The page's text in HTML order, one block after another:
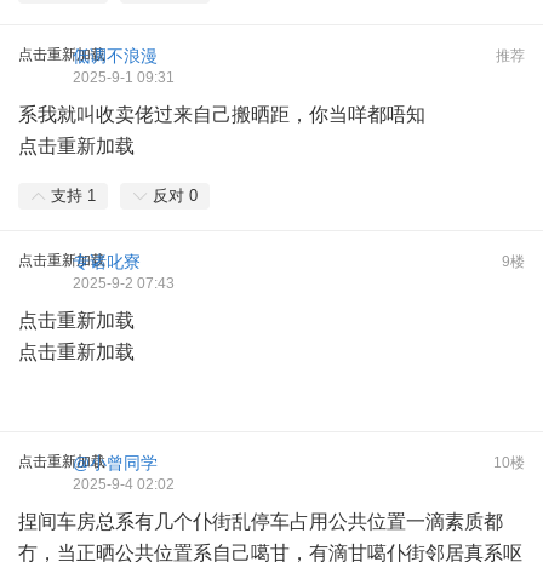
点击重新加载 推荐
低调不浪漫
2025-9-1 09:31
系我就叫收卖佬过来自己搬晒距，你当咩都唔知
点击重新加载
支持 1 反对 0
点击重新加载 9楼
专诸叱寮
2025-9-2 07:43
点击重新加载
点击重新加载
点击重新加载 10楼
@小曾同学
2025-9-4 02:02
捏间车房总系有几个仆街乱停车占用公共位置一滴素质都
冇，当正晒公共位置系自己噶甘，有滴甘噶仆街邻居真系呕